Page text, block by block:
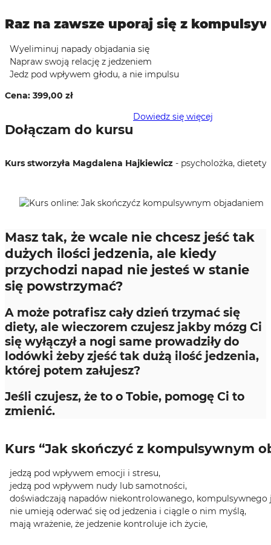
Raz na zawsze uporaj się z
Wyeliminuj napady objadania się
Napraw swoją relację z jedzeniem
Jedz pod wpływem głodu, a nie impulsu
Cena: 399,00 zł
Dołączam do kursu
Dowiedz się więcej
Kurs stworzyła Magdalena Hajkiewicz - psycholożka,
Masz tak, że wcale nie chcesz jeść tak
dużych ilości jedzenia, ale kiedy
przychodzi napad nie jesteś w stanie
się powstrzymać?
A może potrafisz cały dzień trzymać się
diety, ale wieczorem czujesz jakby mózg Ci
się wyłączył a nogi same prowadziły do
lodówki żeby zjeść tak dużą ilość jedzenia,
której potem załujesz?
Jeśli czujesz, że to o Tobie, pomogę Ci to
zmienić.
Kurs “Jak skończyć z kompulsywnym
jedzą pod wpływem emocji i stresu,
jedzą pod wpływem nudy lub samotności,
doświadczają napadów niekontrolowanego, kompulsywnego
nie umieją oderwać się od jedzenia i ciągle o nim myślą,
mają wrażenie, że jedzenie kontroluje ich życie,